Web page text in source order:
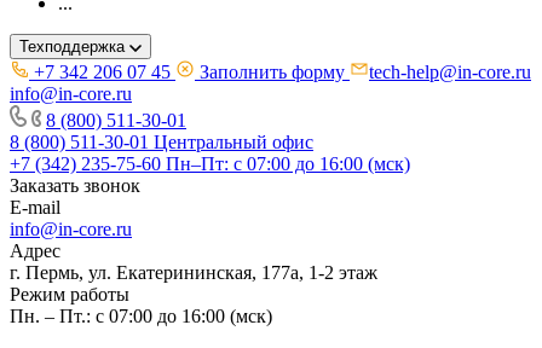
Техподдержка
+7 342 206 07 45 Заполнить форму
tech-help@in-core.ru
info@in-core.ru
8 (800) 511-30-01
8 (800) 511-30-01 Центральный офис
+7 (342) 235-75-60 Пн–Пт: с 07:00 до 16:00 (мск)
Заказать звонок
E-mail
info@in-core.ru
Адрес
г. Пермь, ул. ​Екатерининская, 177а, ​1-2 этаж
Режим работы
Пн. – Пт.: с 07:00 до 16:00 (мск)